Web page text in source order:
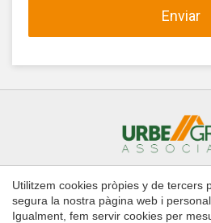
Enviar
Inici Comprar Llogar
Contacte
Utilitzem cookies pròpies y de tercers
segura la nostra pàgina web i
Igualment, fem servir cookies per